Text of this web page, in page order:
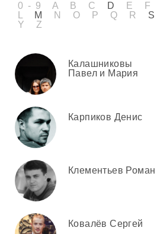
0-9
A B C D E F
M N O P Q R S
Y
Z
Калашниковы
Павел и Мария
Карпиков Денис
Клементьев Роман
Ковалёв Сергей